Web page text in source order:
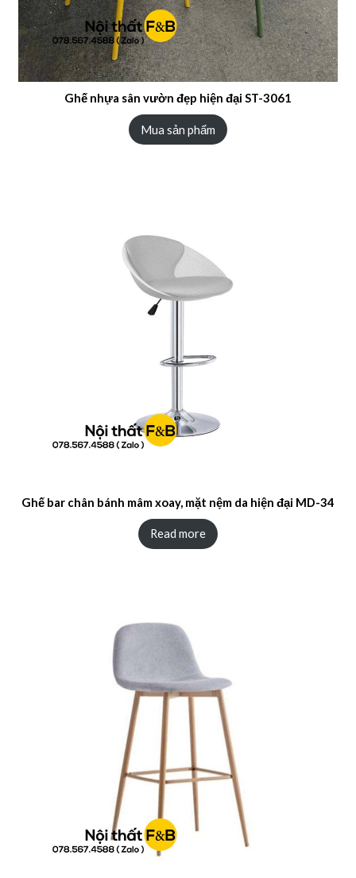
Ghế nhựa sân vườn đẹp hiện đại ST-3061
Mua sản phẩm
Ghế bar chân bánh mâm xoay, mặt nệm da hiện đại MD-34
Read more